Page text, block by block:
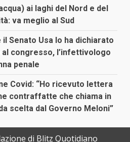
ai laghi del Nord e del
va meglio al Sud
Senato Usa lo ha dichiarato
congresso, l’infettivologo
penale
Covid: “Ho ricevuto lettera
contraffatte che chiama in
scelta dal Governo Meloni”
di Blitz Quotidiano